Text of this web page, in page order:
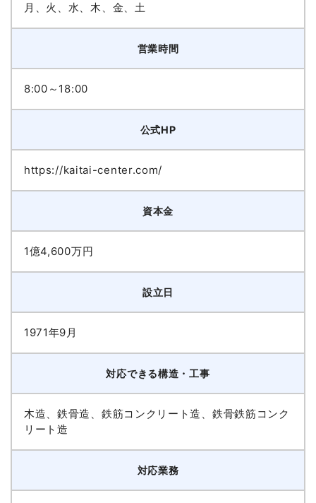
月、火、水、木、金、土
営業時間
8:00～18:00
公式HP
https://kaitai-center.com/
資本金
1億4,600万円
設立日
1971年9月
対応できる構造・工事
木造、鉄骨造、鉄筋コンクリート造、鉄骨鉄筋コンク
リート造
対応業務